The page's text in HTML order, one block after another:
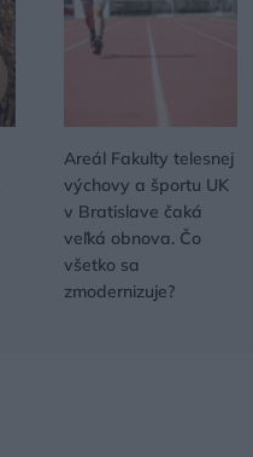
Areál Fakulty telesnej
výchovy a športu UK
v Bratislave čaká
veľká obnova. Čo
všetko sa
zmodernizuje?